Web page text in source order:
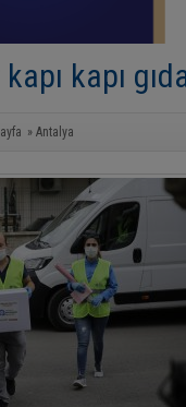
kapı
» Antalya